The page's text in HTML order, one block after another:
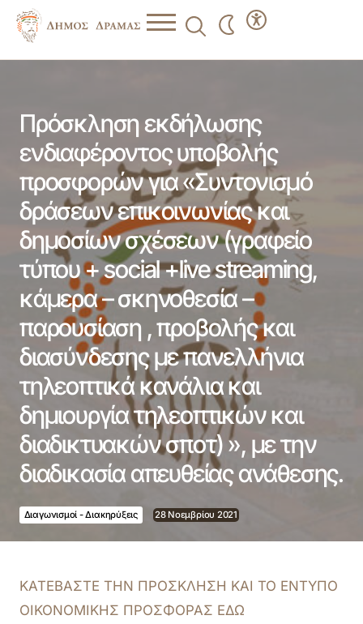
και διασύνδεσης με πανελλήνια τηλεοπτικά κανάλια και
δημιουργία τηλεοπτικών και διαδικτυακών σποτ) », με την
διαδικασία απευθείας ανάθεσης.
Πρόσκληση εκδήλωσης
ενδιαφέροντος υποβολής
προσφορών για «Συντονισμό
δράσεων επικοινωνίας και
δημοσίων σχέσεων (γραφείο
τύπου + social +live streaming,
κάμερα – σκηνοθεσία –
παρουσίαση , προβολής και
διασύνδεσης με πανελλήνια
τηλεοπτικά κανάλια και
δημιουργία τηλεοπτικών και
διαδικτυακών σποτ) », με την
διαδικασία απευθείας ανάθεσης.
Διαγωνισμοί - Διακηρύξεις 28 Νοεμβρίου 2021
ΚΑΤΕΒΑΣΤΕ ΤΗΝ ΠΡΟΣΚΛΗΣΗ ΚΑΙ ΤΟ ΕΝΤΥΠΟ
ΟΙΚΟΝΟΜΙΚΗΣ ΠΡΟΣΦΟΡΑΣ ΕΔΩ